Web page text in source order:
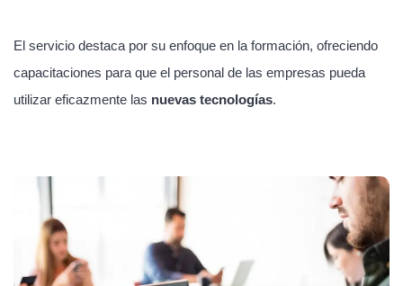
El servicio destaca por su enfoque en la formación, ofreciendo
capacitaciones para que el personal de las empresas pueda
utilizar eficazmente las nuevas tecnologías.